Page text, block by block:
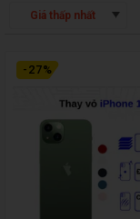
Giá thấp nhất
- 27%